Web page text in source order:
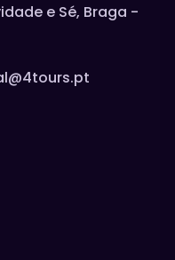
e Sé, Braga -